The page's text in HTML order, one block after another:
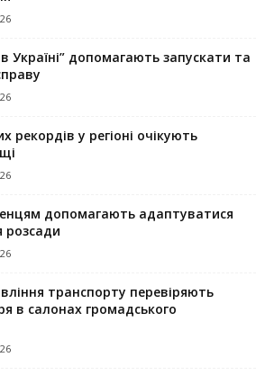
Україні” допомагають запускaти та
рекордів у регіоні очікують
допомагають адаптуватися
розсади
транспорту перевіряють
в салонах громадського